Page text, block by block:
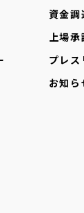
資金調
上場承
プレス
お知ら